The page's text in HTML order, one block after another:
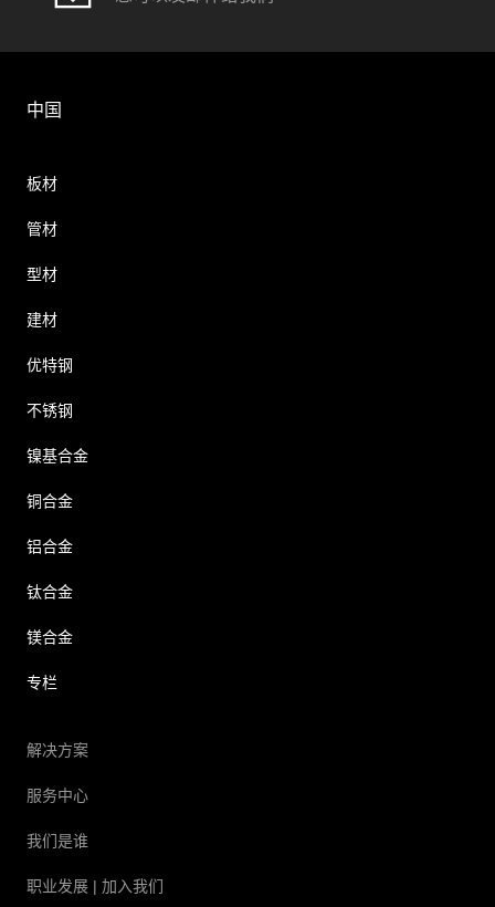
中国
板材
管材
型材
建材
优特钢
不锈钢
镍基合金
铜合金
铝合金
钛合金
镁合金
专栏
解决方案
服务中心
我们是谁
职业发展 | 加入我们